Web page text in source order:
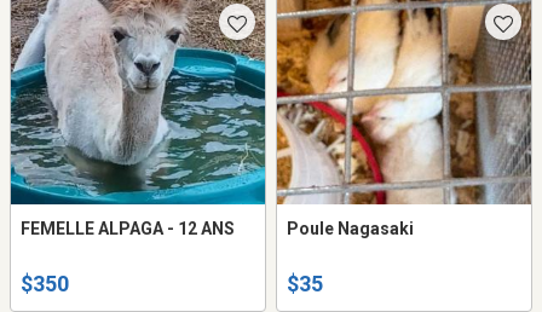
FEMELLE ALPAGA - 12 ANS
$350
Poule Nagasaki
$35